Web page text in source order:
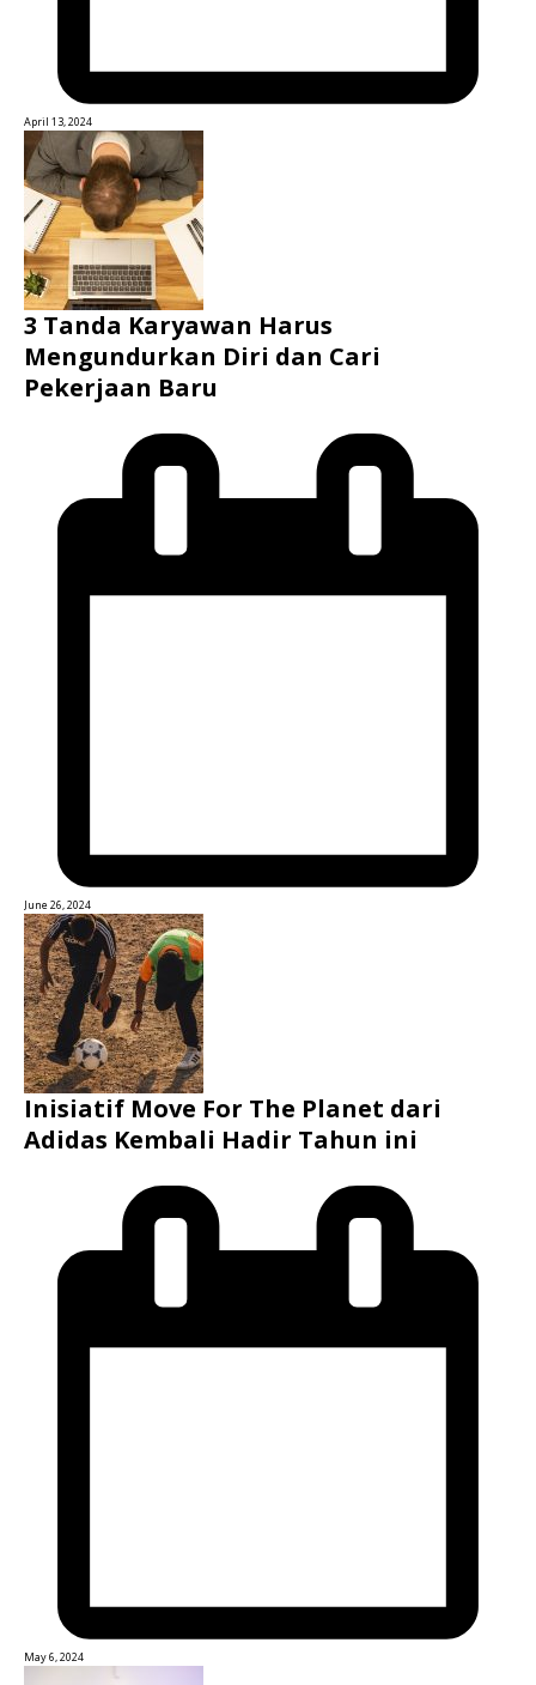
April 13, 2024
3 Tanda Karyawan Harus
Mengundurkan Diri dan Cari
Pekerjaan Baru
June 26, 2024
Inisiatif Move For The Planet dari
Adidas Kembali Hadir Tahun ini
May 6, 2024